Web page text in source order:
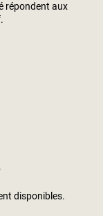
répondent aux
disponibles.